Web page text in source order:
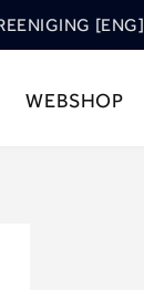
[ENG]
WEBSHOP